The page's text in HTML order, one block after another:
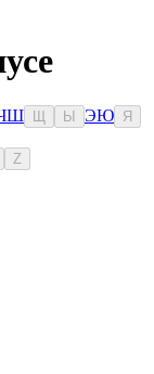
Ш Ы ЭЮ Я
Z